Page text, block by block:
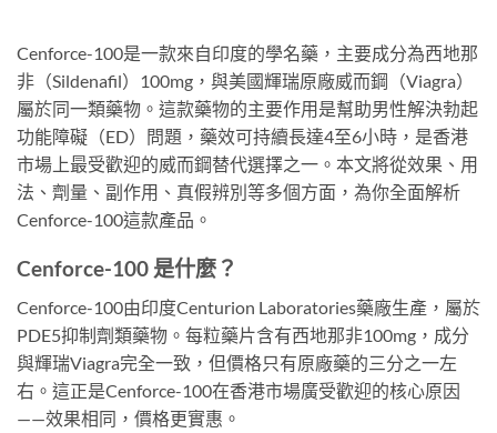
Cenforce-100是一款來自印度的學名藥，主要成分為西地那
非（Sildenafil）100mg，與美國輝瑞原廠威而鋼（Viagra）
屬於同一類藥物。這款藥物的主要作用是幫助男性解決勃起
功能障礙（ED）問題，藥效可持續長達4至6小時，是香港
市場上最受歡迎的威而鋼替代選擇之一。本文將從效果、用
法、劑量、副作用、真假辨別等多個方面，為你全面解析
Cenforce-100這款產品。
Cenforce-100 是什麼？
Cenforce-100由印度Centurion Laboratories藥廠生產，屬於
PDE5抑制劑類藥物。每粒藥片含有西地那非100mg，成分
與輝瑞Viagra完全一致，但價格只有原廠藥的三分之一左
右。這正是Cenforce-100在香港市場廣受歡迎的核心原因
——效果相同，價格更實惠。